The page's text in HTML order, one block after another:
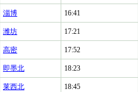
淄博 16:41
潍坊 17:21
高密 17:52
即墨北 18:23
莱西北 18:45